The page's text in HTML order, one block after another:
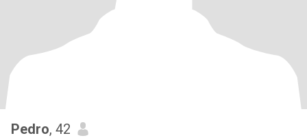
Pedro, 42